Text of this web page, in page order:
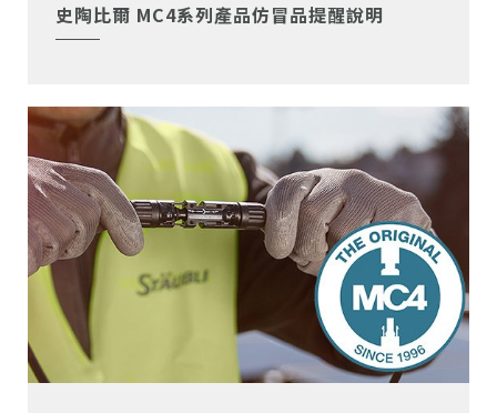
史陶比爾 MC4系列產品仿冒品提醒說明